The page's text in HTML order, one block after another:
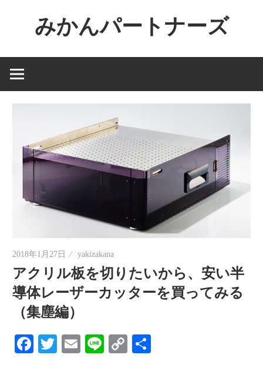
ン
へ
みかんパートナーズ
ー
ジ
ャ
立
い
情
報
を
世
界
へ
2018年1月27日 yakizakana
アクリル板を切りたいから、安い半
導体レーザーカッターを買ってみる
（集塵編）
Facebook
Twitter
EmailLineCopy